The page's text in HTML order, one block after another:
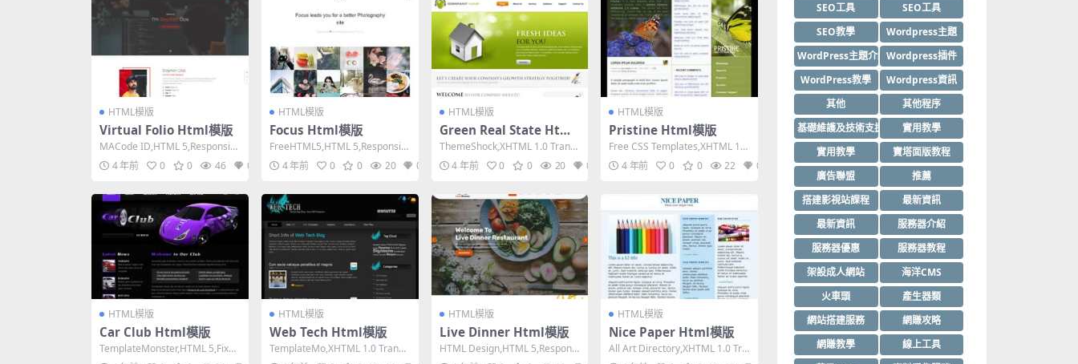
HTML模版
Virtual Folio Html模版
MACode ID,HTML 5,Responsiv
e, 4 Columns,M...
4 年前 0 0 46 0
HTML模版
Focus Html模版
FreeHTML5,HTML 5,Responsiv
e, Mixed Colum...
4 年前 0 0 20 0
HTML模版
Green Real State Html
模版
ThemeShock,XHTML 1.0 Transi
tional,Fixed ...
4 年前 0 0 20 0
HTML模版
Pristine Html模版
Free CSS Templates,XHTML 1.0
Strict,Fixe...
4 年前 0 0 22 0
HTML模版
Car Club Html模版
TemplateMonster,HTML 5,Fixed
Width, 2 Co...
HTML模版
Web Tech Html模版
TemplateMo,XHTML 1.0 Transit
ional,Fixed ...
HTML模版
Live Dinner Html模版
HTML Design,HTML 5,Responsi
ve, 3 Columns...
HTML模版
Nice Paper Html模版
All Art Directory,XHTML 1.0 Tra
nsitional...
SEO工具
SEO工具
SEO教學
Wordpress主題
WordPress主題介紹Wordpress插件
WordPress教學
Wordpress資訊
其他
其他程序
基礎維護及技術支援
實用教學
實用教學
寶塔面版教程
廣告聯盟
推薦
搭建影視站課程
最新資訊
最新資訊
服務器介紹
服務器優惠
服務器教程
架設成人網站
海洋CMS
火車頭
產生器類
網站搭建服務
網賺攻略
網賺教學
線上工具